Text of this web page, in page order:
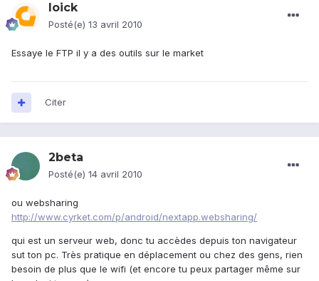
loick
Posté(e) 13 avril 2010
Essaye le FTP il y a des outils sur le market
Citer
2beta
Posté(e) 14 avril 2010
ou websharing
http://www.cyrket.com/p/android/nextapp.websharing/
qui est un serveur web, donc tu accèdes depuis ton navigateur
sut ton pc. Très pratique en déplacement ou chez des gens, rien
besoin de plus que le wifi (et encore tu peux partager même sur